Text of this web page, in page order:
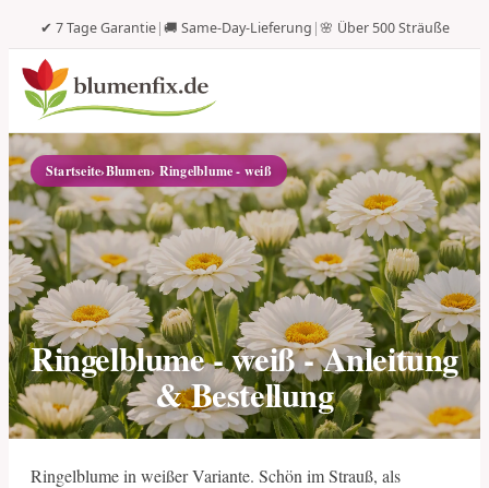
✔ 7 Tage Garantie|🚚 Same-Day-Lieferung |🌸 Über 500 Sträuße
Startseite›Blumen› Ringelblume - weiß
Ringelblume - weiß - Anleitung
& Bestellung
Ringelblume in weißer Variante. Schön im Strauß, als